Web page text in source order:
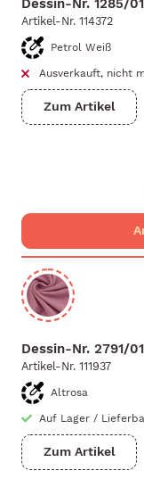
Dessin-Nr. 1285/01
Artikel-Nr. 114372
Petrol Weiß
Ausverkauft, nicht
Zum Artikel
Dessin-Nr. 2791/01
Artikel-Nr. 111937
Altrosa
Auf Lager /
Zum Artikel